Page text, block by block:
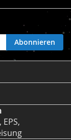
Abonnieren